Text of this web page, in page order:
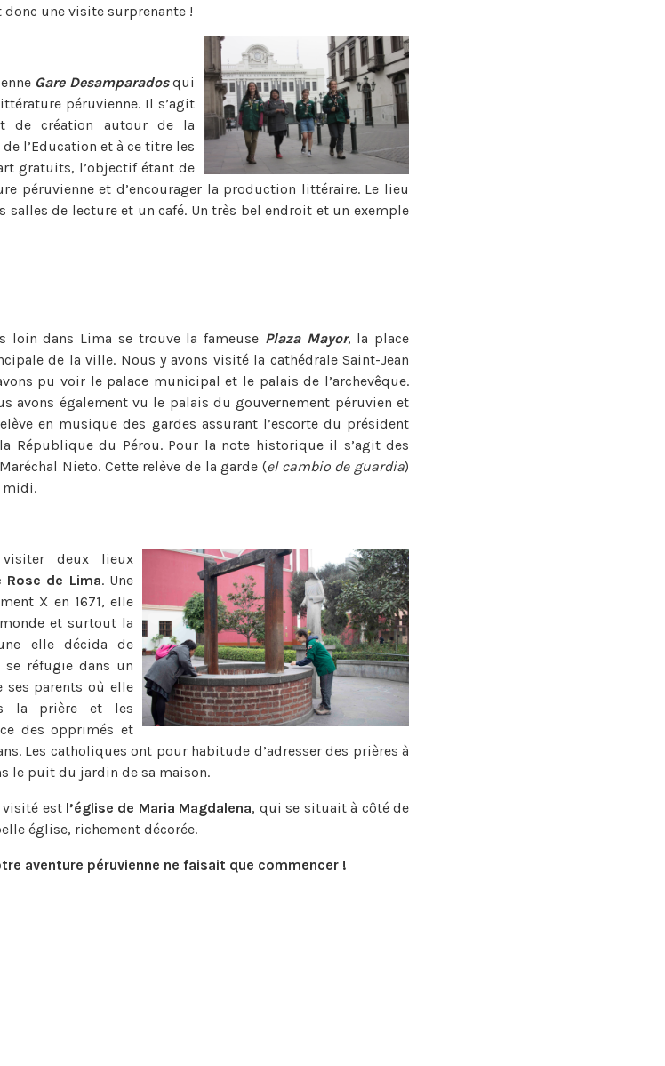
une visite surprenante !
Gare Desamparadosqui
péruvienne. Il s’agit
de création autour de la
l’Education et à ce titre les
gratuits, l’objectif étant de
péruvienne et d’encourager la production littéraire. Le lieu
de lecture et un café. Un très bel endroit et un exemple
loin dans Lima se trouve la fameuse Plaza Mayor, la place
de la ville. Nous y avons visité la cathédrale Saint-Jean
pu voir le palace municipal et le palais de l’archevêque.
avons également vu le palais du gouvernement péruvien et
en musique des gardes assurant l’escorte du président
République du Pérou. Pour la note historique il s’agit des
Nieto. Cette relève de la garde (el cambio de guardia)
midi.
deux lieux
Rose de Lima. Une
X en 1671, elle
et surtout la
elle décida de
réfugie dans un
parents où elle
la prière et les
des opprimés et
Les catholiques ont pour habitude d’adresser des prières à
le puit du jardin de sa maison.
visité est l’église de Maria Magdalena, qui se situait à côté de
église, richement décorée.
aventure péruvienne ne faisait que commencer !